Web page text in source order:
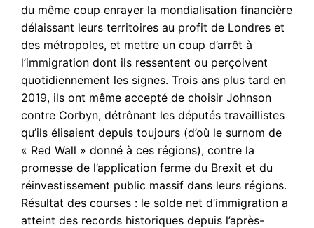
du même coup enrayer la mondialisation financière
délaissant leurs territoires au profit de Londres et
des métropoles, et mettre un coup d’arrêt à
l’immigration dont ils ressentent ou perçoivent
quotidiennement les signes. Trois ans plus tard en
2019, ils ont même accepté de choisir Johnson
contre Corbyn, détrônant les députés travaillistes
qu’ils élisaient depuis toujours (d’où le surnom de
« Red Wall » donné à ces régions), contre la
promesse de l’application ferme du Brexit et du
réinvestissement public massif dans leurs régions.
Résultat des courses : le solde net d’immigration a
atteint des records historiques depuis l’après-